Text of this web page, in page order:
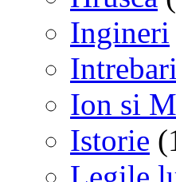
Ingineri
Ion si
Istorie